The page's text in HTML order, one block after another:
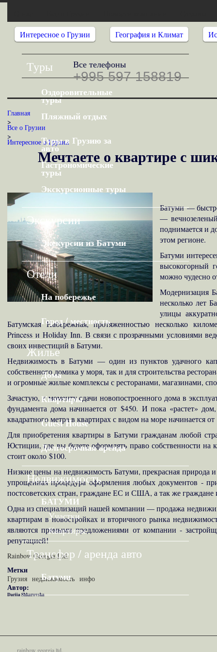
Интересное о Грузии География и Климат
Все телефоны
+995 597 158819
Туры
Оздоровительные
туры
Пляжный отдых
Туры в Грузию за
авто
Гастрономические
туры
Экскурсионные туры
Экскурсии
Экскурсии из Батуми
Отели
На побережье
Город / местность
Жилье
Дома
Квартиры
Guest House
Долгосрочная аренда
Недвижимость
БАТУМИ
Участки
Квартиры
Трансфер / аренда авто
Батуми
Главная
>
Все о Грузии
>
Интересное о Грузии
Мечтаете о квартире с
Батуми —
—
поднимается и
этом регионе.
Батуми
высокогорный
можно чудесно
Модернизация
несколько лет
улицы
Батумская Набережная, протяженностью несколько
Princess и Holiday Inn. В связи с прозрачными условиями
своих инвестиций в Батуми.
Недвижимость в Батуми — один из пунктов удачного
собственного домика у моря, так и для строительства
и огромные жилые комплексы с ресторанами, магазинами,
Зачастую, к моменту сдачи новопостроенного дома в
фундамента дома начинается от $450. И пока «растет»
квадратного метра в квартирах с видом на море начинается
Для приобретения квартиры в Батуми гражданам любой
Юстиции, где вы будете оформлять право собственности
стоит около $100.
Низкие цены на недвижимость Батуми, прекрасная природа
упрощенная процедура оформления любых документов -
постсоветских стран, граждане ЕС и США, а так же граждане
Одна из специализаций нашей компании — продажа
квартирам в новостройках и вторичного рынка
являются прямыми предложениями от компании -
репутацией!
Rainbow Georgia Ltd.
Метки
Грузия недвижимость инфо
Автор:
Dariia Shkarovska
rainbow georgia ltd.